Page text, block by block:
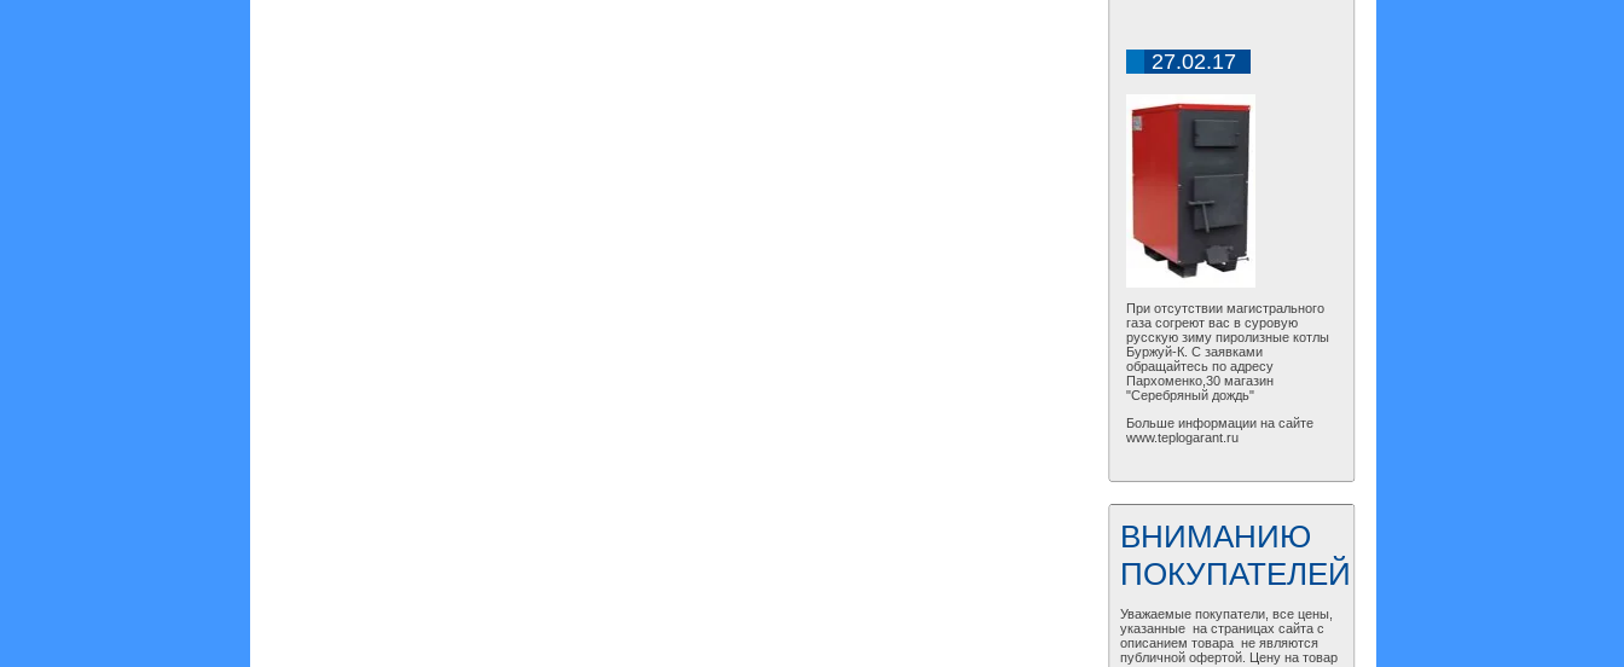
27.02.17
При отсутствии магистрального
газа согреют вас в суровую
русскую зиму пиролизные котлы
Буржуй-К. С заявками
обращайтесь по адресу
Пархоменко,30 магазин
"Серебряный дождь"
Больше информации на сайте
www.teplogarant.ru
ВНИМАНИЮ
ПОКУПАТЕЛЕЙ
Уважаемые покупатели, все цены,
указанные на страницах сайта с
описанием товара не являются
публичной офертой. Цену на товар